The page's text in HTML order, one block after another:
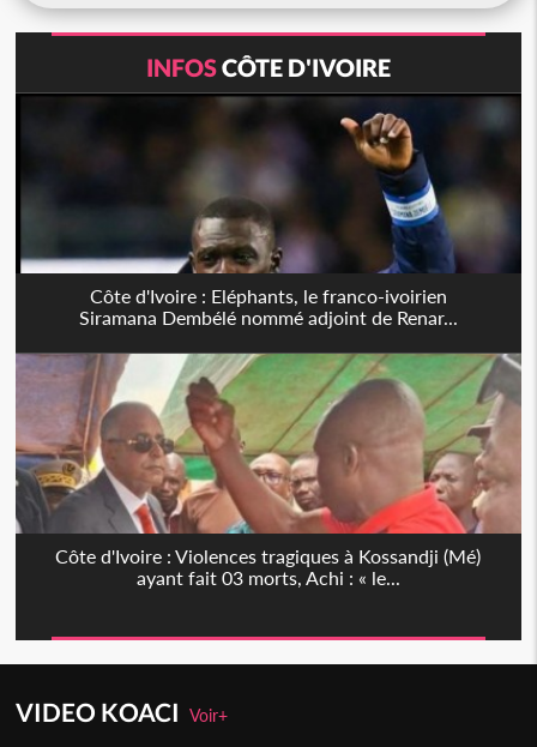
INFOSCÔTE D'IVOIRE
Côte d'Ivoire : Eléphants, le franco-ivoirien
Siramana Dembélé nommé adjoint de Renar...
Côte d'Ivoire : Violences tragiques à Kossandji (Mé)
ayant fait 03 morts, Achi : « le...
VIDEO KOACIVoir+